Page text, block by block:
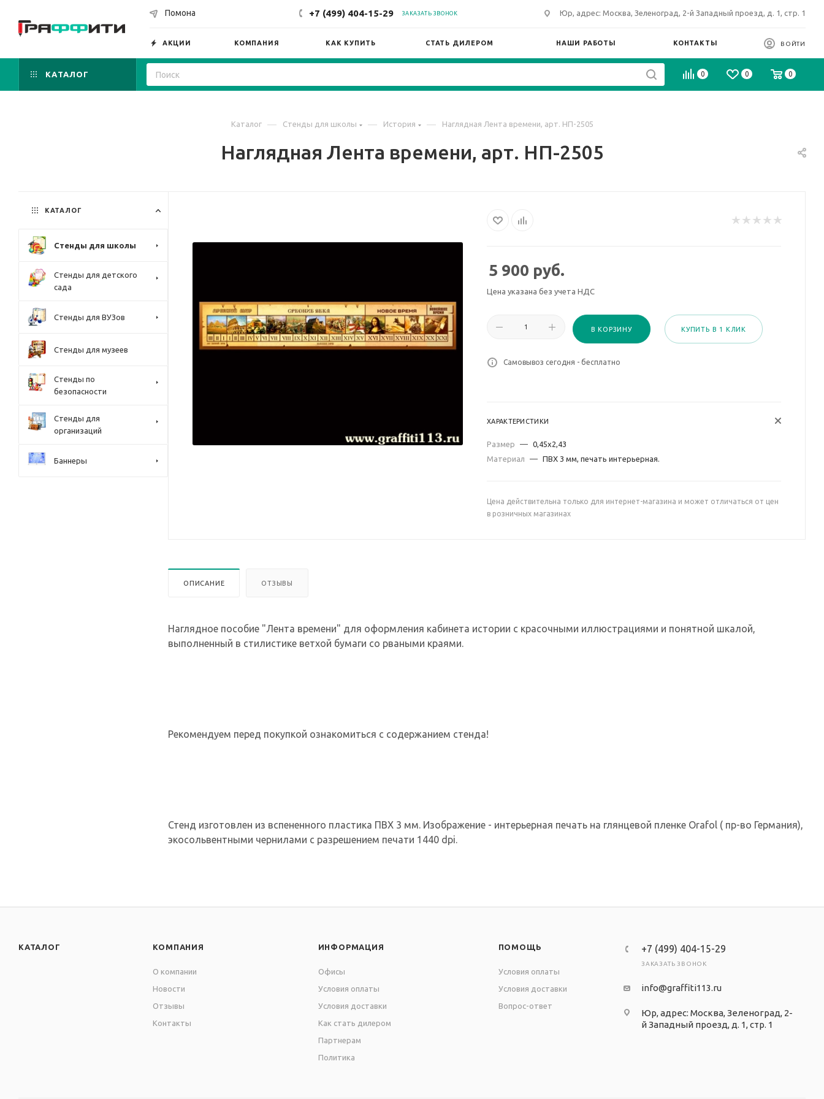
Помона +7 (499) 404-15-29 ЗАКАЗАТЬ ЗВОНОК Юр, адрес: Москва, Зеленоград, 2-й Западный проезд, д. 1, стр. 1
АКЦИИ КОМПАНИЯ КАК КУПИТЬ СТАТЬ ДИЛЕРОМ НАШИ РАБОТЫ КОНТАКТЫ ВОЙТИ
КАТАЛОГ 0 0 0
Каталог — Стенды для школы — История — Наглядная Лента времени, арт. НП-2505
Наглядная Лента времени, арт. НП-2505
5 900 руб.
Цена указана без учета НДС
В КОРЗИНУ КУПИТЬ В 1 КЛИК
Самовывоз сегодня - бесплатно
ХАРАКТЕРИСТИКИ
Размер — 0,45х2,43
Материал
— ПВХ 3 мм, печать интерьерная.
Цена действительна только для интернет-магазина и может отличаться от цен
в розничных магазинах
ОПИСАНИЕ ОТЗЫВЫ
Наглядное пособие "Лента времени" для оформления кабинета истории с красочными иллюстрациями и понятной шкалой,
выполненный в стилистике ветхой бумаги со рваными краями.
Рекомендуем перед покупкой ознакомиться с содержанием стенда!
Стенд изготовлен из вспененного пластика ПВХ 3 мм. Изображение - интерьерная печать на глянцевой пленке Orafol ( пр-во Германия),
экосольвентными чернилами с разрешением печати 1440 dpi.
КАТАЛОГ
Стенды для школы
Стенды для детского
сада
Стенды для ВУЗов
Стенды для музеев
Стенды по
безопасности
Стенды для
организаций
Баннеры
КАТАЛОГ КОМПАНИЯ
О компании
Новости
Отзывы
Контакты
ИНФОРМАЦИЯ
Офисы
Условия оплаты
Условия доставки
Как стать дилером
Партнерам
Политика
ПОМОЩЬ
Условия оплаты
Условия доставки
Вопрос-ответ
+7 (499) 404-15-29
ЗАКАЗАТЬ ЗВОНОК
info@graffiti113.ru
Юр, адрес: Москва, Зеленоград, 2-
й Западный проезд, д. 1, стр. 1